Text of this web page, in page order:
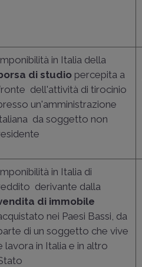
in Italia della
di studio percepita a
dell'attività di tirocinio
un'amministrazione
da soggetto non
in Italia di
derivante dalla
di immobile
nei Paesi Bassi, da
di un soggetto che vive
lavora in Italia e in altro